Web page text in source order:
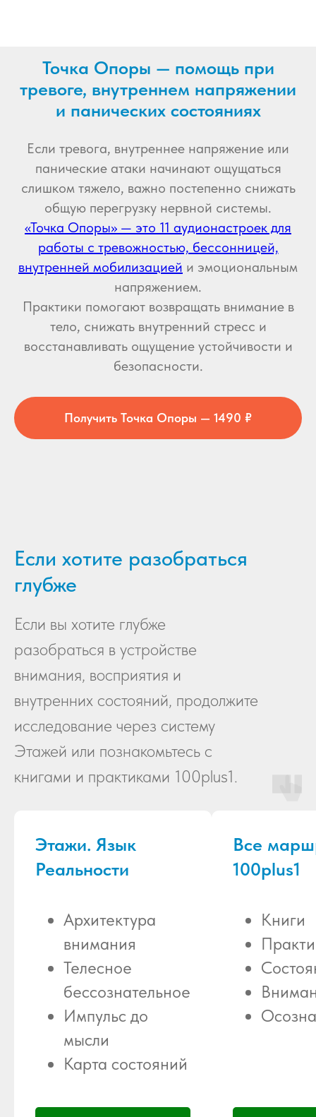
Точка Опоры — помощь при
тревоге, внутреннем напряжении
и панических состояниях
Если тревога, внутреннее напряжение или
панические атаки начинают ощущаться
слишком тяжело, важно постепенно снижать
общую перегрузку нервной системы.
«Точка Опоры» — это 11 аудионастроек для
работы с тревожностью, бессонницей,
внутренней мобилизацией и эмоциональным
напряжением.
Практики помогают возвращать внимание в
тело, снижать внутренний стресс и
восстанавливать ощущение устойчивости и
безопасности.
Получить Точка Опоры — 1490 ₽
Если хотите разобраться
глубже
Если вы хотите глубже
разобраться в устройстве
внимания, восприятия и
внутренних состояний, продолжите
исследование через систему
Этажей или познакомьтесь с
книгами и практиками 100plus1.
Этажи. Язык
Реальности
Архитектура
внимания
Телесное
бессознательное
Импульс до
мысли
Карта состояний
Все
100plus1
Книги